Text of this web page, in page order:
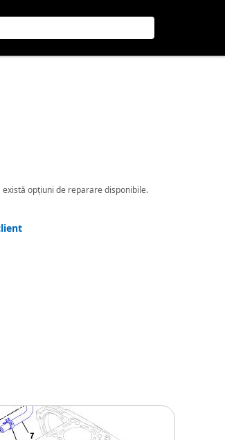
opțiuni de reparare disponibile.